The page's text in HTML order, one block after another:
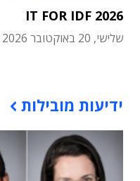
IT FOR IDF 2026
שלישי, 20 באוקטובר 2026
ידיעות מובילות